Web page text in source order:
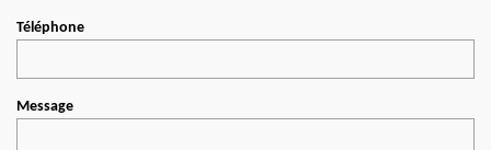
Téléphone
Message